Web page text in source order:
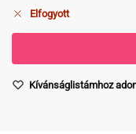
Elfogyott
Kívánságlistámhoz